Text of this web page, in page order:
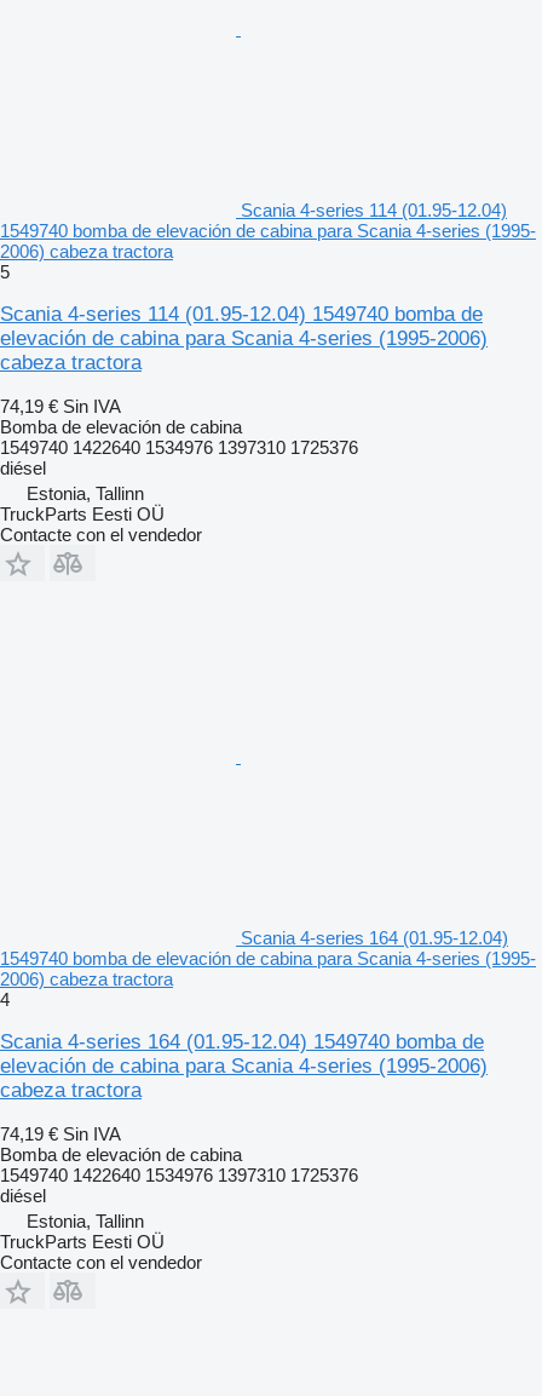
Scania 4-series 114 (01.95-12.04)
1549740 bomba de elevación de cabina para Scania 4-series (1995-
2006) cabeza tractora
5
Scania 4-series 114 (01.95-12.04) 1549740 bomba de
elevación de cabina para Scania 4-series (1995-2006)
cabeza tractora
74,19 € Sin IVA
Bomba de elevación de cabina
1549740 1422640 1534976 1397310 1725376
diésel
Estonia, Tallinn
TruckParts Eesti OÜ
Contacte con el vendedor
Scania 4-series 164 (01.95-12.04)
1549740 bomba de elevación de cabina para Scania 4-series (1995-
2006) cabeza tractora
4
Scania 4-series 164 (01.95-12.04) 1549740 bomba de
elevación de cabina para Scania 4-series (1995-2006)
cabeza tractora
74,19 € Sin IVA
Bomba de elevación de cabina
1549740 1422640 1534976 1397310 1725376
diésel
Estonia, Tallinn
TruckParts Eesti OÜ
Contacte con el vendedor